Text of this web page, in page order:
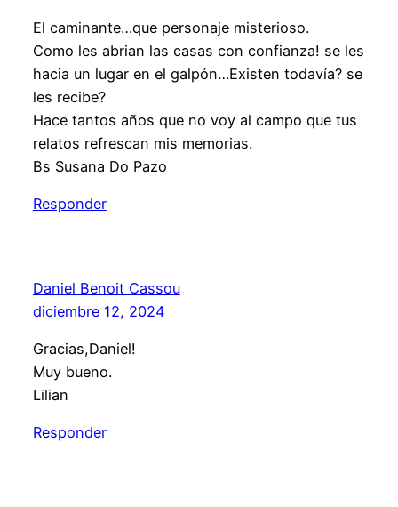
El caminante…que personaje misterioso.
Como les abrian las casas con confianza! se les
hacia un lugar en el galpón…Existen todavía? se
les recibe?
Hace tantos años que no voy al campo que tus
relatos refrescan mis memorias.
Bs Susana Do Pazo
Responder
Daniel Benoit Cassou
diciembre 12, 2024
Gracias,Daniel!
Muy bueno.
Lilian
Responder